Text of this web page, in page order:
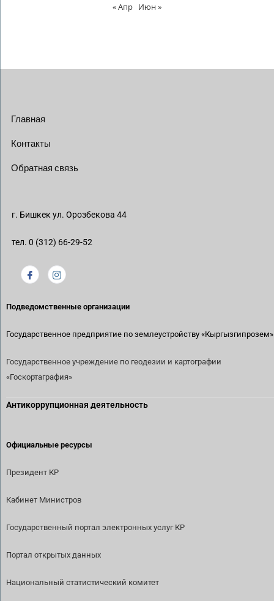
« Апр Июн »
Главная
Контакты
Обратная связь
г. Бишкек ул. Орозбекова 44
тел. 0 (312) 66-29-52
Подведомственные организации
Государственное предприятие по землеустройству «Кыргызгипрозем»
Государственное учреждение по геодезии и картографии
«Госкортаграфия»
Антикоррупционная деятельность
Официальные ресурсы
Президент КР
Кабинет Министров
Государственный портал электронных услуг КР
Портал открытых данных
Национальный статистический комитет